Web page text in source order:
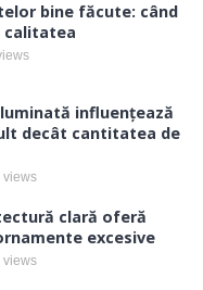
bine făcute: când
calitatea
influențează
decât cantitatea de
views
clară oferă
excesive
views